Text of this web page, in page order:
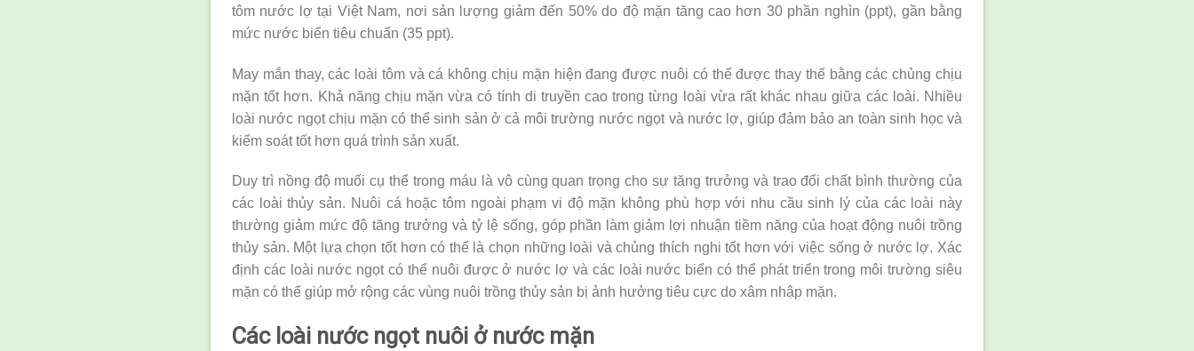
tôm nước lợ tại Việt Nam, nơi sản lượng giảm đến 50% do độ mặn tăng cao hơn 30 phần nghìn (ppt), gần bằng
mức nước biển tiêu chuẩn (35 ppt).
May mắn thay, các loài tôm và cá không chịu mặn hiện đang được nuôi có thể được thay thế bằng các chủng chịu
mặn tốt hơn. Khả năng chịu mặn vừa có tính di truyền cao trong từng loài vừa rất khác nhau giữa các loài. Nhiều
loài nước ngọt chịu mặn có thể sinh sản ở cả môi trường nước ngọt và nước lợ, giúp đảm bảo an toàn sinh học và
kiểm soát tốt hơn quá trình sản xuất.
Duy trì nồng độ muối cụ thể trong máu là vô cùng quan trọng cho sự tăng trưởng và trao đổi chất bình thường của
các loài thủy sản. Nuôi cá hoặc tôm ngoài phạm vi độ mặn không phù hợp với nhu cầu sinh lý của các loài này
thường giảm mức độ tăng trưởng và tỷ lệ sống, góp phần làm giảm lợi nhuận tiềm năng của hoạt động nuôi trồng
thủy sản. Một lựa chọn tốt hơn có thể là chọn những loài và chủng thích nghi tốt hơn với việc sống ở nước lợ. Xác
định các loài nước ngọt có thể nuôi được ở nước lợ và các loài nước biển có thể phát triển trong môi trường siêu
mặn có thể giúp mở rộng các vùng nuôi trồng thủy sản bị ảnh hưởng tiêu cực do xâm nhập mặn.
Các loài nước ngọt nuôi ở nước mặn